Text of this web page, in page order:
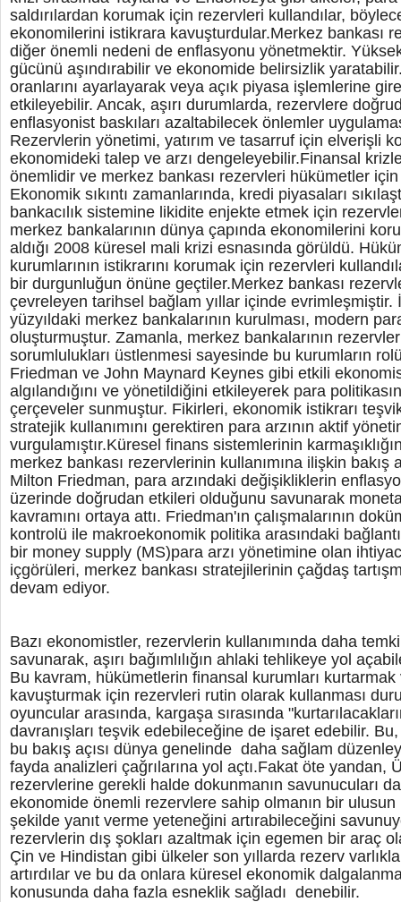
saldırılardan korumak için rezervleri kullandılar,
ekonomilerini istikrara kavuşturdular.Merkez bankası
diğer önemli nedeni de enflasyonu yönetmektir.
gücünü aşındırabilir ve ekonomide belirsizlik
oranlarını ayarlayarak veya açık piyasa işlemlerine
etkileyebilir. Ancak, aşırı durumlarda, rezervlere
enflasyonist baskıları azaltabilecek önlemler
Rezervlerin yönetimi, yatırım ve tasarruf için elverişli
ekonomideki talep ve arzı dengeleyebilir.Finansal
önemlidir ve merkez bankası rezervleri hükümetler
Ekonomik sıkıntı zamanlarında, kredi piyasaları
bankacılık sistemine likidite enjekte etmek için
merkez bankalarının dünya çapında ekonomilerini
aldığı 2008 küresel mali krizi esnasında görüldü.
kurumlarının istikrarını korumak için rezervleri
bir durgunluğun önüne geçtiler.Merkez bankası
çevreleyen tarihsel bağlam yıllar içinde evrimleşmiştir.
yüzyıldaki merkez bankalarının kurulması, modern
oluşturmuştur. Zamanla, merkez bankalarının
sorumlulukları üstlenmesi sayesinde bu kurumların
Friedman ve John Maynard Keynes gibi etkili
algılandığını ve yönetildiğini etkileyerek para
çerçeveler sunmuştur. Fikirleri, ekonomik istikrarı
stratejik kullanımını gerektiren para arzının aktif
vurgulamıştır.Küresel finans sistemlerinin
merkez bankası rezervlerinin kullanımına ilişkin bakış
Milton Friedman, para arzındaki değişikliklerin
üzerinde doğrudan etkileri olduğunu savunarak
kavramını ortaya attı. Friedman'ın çalışmalarının
kontrolü ile makroekonomik politika arasındaki
bir money supply (MS)para arzı yönetimine olan
içgörüleri, merkez bankası stratejilerinin çağdaş
devam ediyor.
Bazı ekonomistler, rezervlerin kullanımında daha
savunarak, aşırı bağımlılığın ahlaki tehlikeye yol
Bu kavram, hükümetlerin finansal kurumları
kavuşturmak için rezervleri rutin olarak kullanması
oyuncular arasında, kargaşa sırasında
davranışları teşvik edebileceğine de işaret edebilir.
bu bakış açısı dünya genelinde daha sağlam
fayda analizleri çağrılarına yol açtı.Fakat öte yandan,
rezervlerine gerekli halde dokunmanın savunucuları
ekonomide önemli rezervlere sahip olmanın bir ulusun
şekilde yanıt verme yeteneğini artırabileceğini
rezervlerin dış şokları azaltmak için egemen bir araç
Çin ve Hindistan gibi ülkeler son yıllarda rezerv
artırdılar ve bu da onlara küresel ekonomik
konusunda daha fazla esneklik sağladı denebilir.